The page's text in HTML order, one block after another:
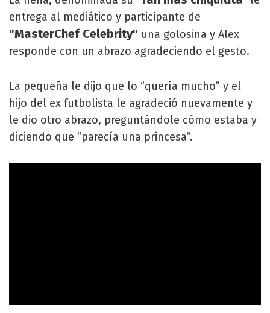
entrega al mediático y participante de
"MasterChef Celebrity" una golosina y Alex
responde con un abrazo agradeciendo el gesto.
La pequeña le dijo que lo “quería mucho” y el
hijo del ex futbolista le agradeció nuevamente y
le dio otro abrazo, preguntándole cómo estaba y
diciendo que “parecía una princesa”.